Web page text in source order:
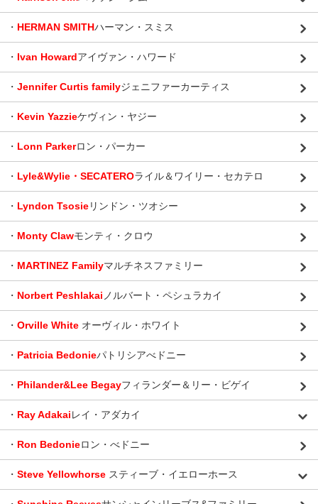
・ HERMAN SMITHハーマン・スミス
・ Ivan Howardアイヴァン・ハワード
・ Jennifer Curtis familyジェニファーカーティス
・ Kevin Yazzieケヴィン・ヤジー
・ Lonn Parkerロン・パーカー
・ Lyle&Wylie・SECATEROライル＆ワイリー・セカテロ
・ Lyndon Tsosieリンドン・ツオシー
・ Monty Clawモンティ・クロウ
・ MARTINEZ Familyマルチネスファミリー
・ Norbert Peshlakai ノルバート・ペシュラカイ
・ Orville White オーヴィル・ホワイト
・ Patricia Bedonieパトリシアべドニー
・ Philander&Lee Begayフィランダー＆リー・ビゲイ
・ Ray Adakaiレイ・アダカイ
・ Ron Bedonieロン・べドニー
・ Steve Yellowhorse スティーブ・イエローホース